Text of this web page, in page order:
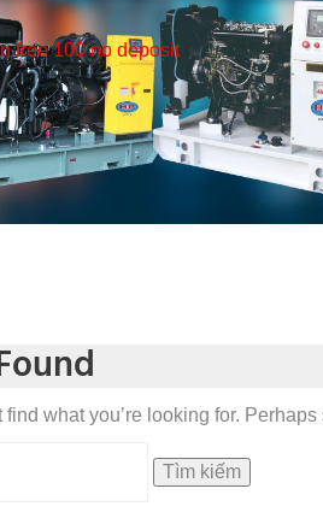
free 100 no deposit
find what you’re looking for.